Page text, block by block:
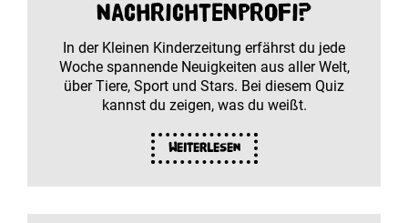
Nachrichtenprofi?
In der Kleinen Kinderzeitung erfährst du jede
Woche spannende Neuigkeiten aus aller Welt,
über Tiere, Sport und Stars. Bei diesem Quiz
kannst du zeigen, was du weißt.
Weiterlesen